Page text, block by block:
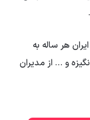
هر ساله به
و … از مدیران